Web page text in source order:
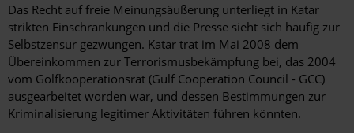
Hintergrund
Das Recht auf freie Meinungsäußerung unterliegt in Katar
strikten Einschränkungen und die Presse sieht sich häufig zur
Selbstzensur gezwungen. Katar trat im Mai 2008 dem
Übereinkommen zur Terrorismusbekämpfung bei, das 2004
vom Golfkooperationsrat (Gulf Cooperation Council - GCC)
ausgearbeitet worden war, und dessen Bestimmungen zur
Kriminalisierung legitimer Aktivitäten führen könnten.